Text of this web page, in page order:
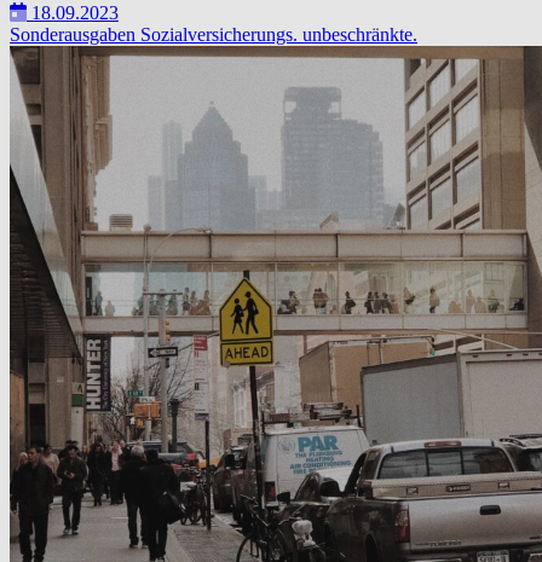
18.09.2023
Sonderausgaben Sozialversicherungs. unbeschränkte.